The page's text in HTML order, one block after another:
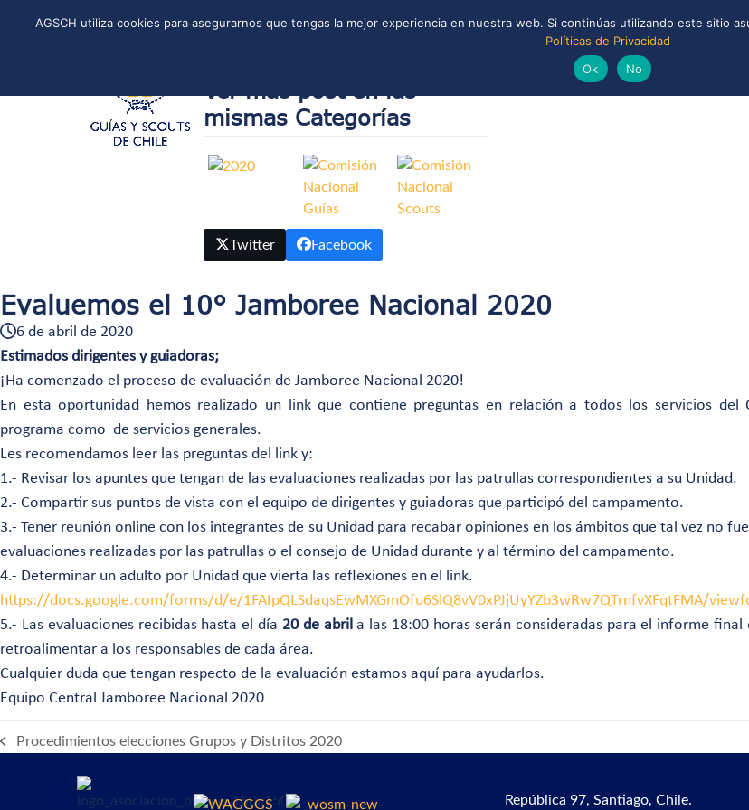
Instagram
Facebook
YouTube
Twitter
Spotify
LinkedIn
CONVENIOS Y ALIANZAS BIBLIOTECA
Ver más post en las
mismas Categorías
Twitter Facebook
Evaluemos el 10° Jamboree Nacional 2020
6 de abril de 2020
Estimados dirigentes y guiadoras;
¡Ha comenzado el proceso de evaluación de Jamboree Nacional 2020!
En esta oportunidad hemos realizado un link que contiene preguntas en relación a todos los servicios del
programa como de servicios generales.
Les recomendamos leer las preguntas del link y:
1.- Revisar los apuntes que tengan de las evaluaciones realizadas por las patrullas correspondientes a su Unidad.
2.- Compartir sus puntos de vista con el equipo de dirigentes y guiadoras que participó del campamento.
3.- Tener reunión online con los integrantes de su Unidad para recabar opiniones en los ámbitos que tal vez no
evaluaciones realizadas por las patrullas o el consejo de Unidad durante y al término del campamento.
4.- Determinar un adulto por Unidad que vierta las reflexiones en el link.
https://docs.google.com/forms/d/e/1FAIpQLSdaqsEwMXGmOfu6SlQ8vV0xPJjUyYZb3wRw7QTrnfvXFqtFMA/
5.- Las evaluaciones recibidas hasta el día 20 de abrila las 18:00 horas serán consideradas para el informe final
retroalimentar a los responsables de cada área.
Cualquier duda que tengan respecto de la evaluación estamos aquí para ayudarlos.
Equipo Central Jamboree Nacional 2020
previous
Procedimientos elecciones Grupos y Distritos 2020
República 97,Santiago, Chile.
AGSCH utiliza cookies para asegurarnos que tengas la mejor experiencia en nuestra web. Si continúas utilizando este sitio
Políticas de Privacidad
Ok
No